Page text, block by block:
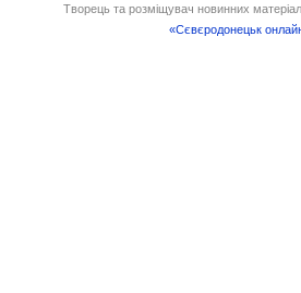
Творець та розміщувач новинних
«Сєвєродонецьк